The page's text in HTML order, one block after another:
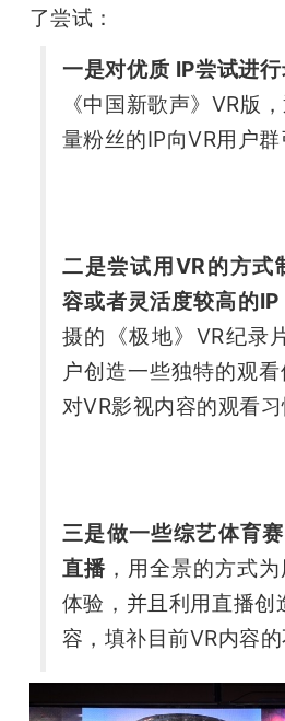
了尝试：
一是对优质 IP尝试进
《中国新歌声》VR版
量粉丝的IP向VR用户群
二是尝试用VR的方式
容或者灵活度较高的IP
摄的《极地》VR纪录
户创造一些独特的观
对VR影视内容的观看习
三是做一些综艺体育
直播，用全景的方式
体验，并且利用直播创
容，填补目前VR内容的